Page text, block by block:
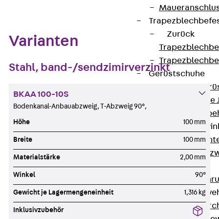
Zurück
Gerüstschuhe
Gerüstschuhe
Zurück
Bewehrung
Zurück
Varianten
Stahl, band-/sendzimirverzinkt
BKAA 100-10S
Bodenkanal-Anbauabzweig, T-Abzweig 90°,
Höhe 100 mm
Breite 100 mm
Materialstärke 2,00 mm
Winkel 90°
Gewicht je Lagermengeneinheit 1,316 kg
Inklusivzubehör